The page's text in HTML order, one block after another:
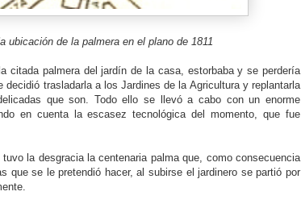
ubicación de la palmera en el plano de 1811
citada palmera del jardín de la casa, estorbaba y se perdería
trasladarla a los Jardines de la Agricultura y replantarla
que son. Todo ello se llevó a cabo con un enorme
en cuenta la escasez tecnológica del momento, que fue
la desgracia la centenaria palma que, como consecuencia
que se le pretendió hacer, al subirse el jardinero se partió por